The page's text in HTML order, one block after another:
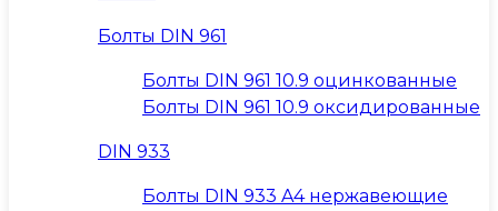
Болты DIN 961
Болты DIN 961 10.9 оцинкованные
Болты DIN 961 10.9 оксидированные
DIN 933
Болты DIN 933 A4 нержавеющие